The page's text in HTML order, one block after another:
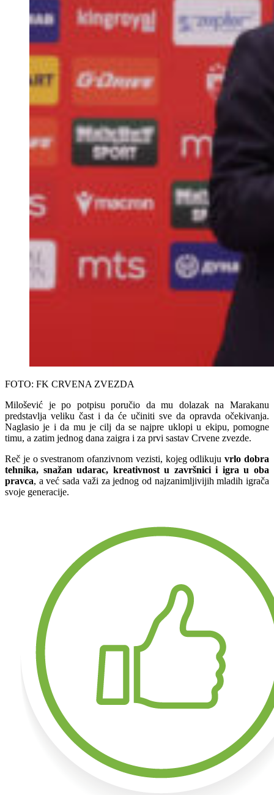
FOTO: FK CRVENA ZVEZDA
Milošević je po potpisu poručio da mu dolazak na Marakanu
predstavlja veliku čast i da će učiniti sve da opravda očekivanja.
Naglasio je i da mu je cilj da se najpre uklopi u ekipu, pomogne
timu, a zatim jednog dana zaigra i za prvi sastav Crvene zvezde.
Reč je o svestranom ofanzivnom vezisti, kojeg odlikujuvrlo dobra
tehnika, snažan udarac, kreativnost u završnici i igra u oba
pravca, a već sada važi za jednog od najzanimljivijih mladih igrača
svoje generacije.